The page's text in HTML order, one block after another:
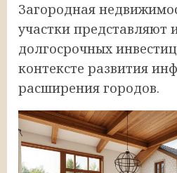
Загородная
участки представляют
долгосрочных
контексте развития
расширения городов.